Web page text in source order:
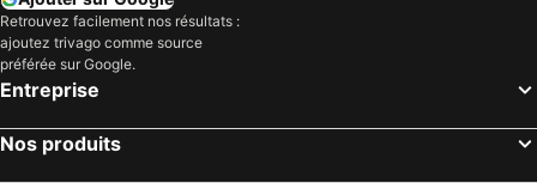
Retrouvez facilement nos résultats :
ajoutez trivago comme source
préférée sur Google.
Entreprise
Nos produits